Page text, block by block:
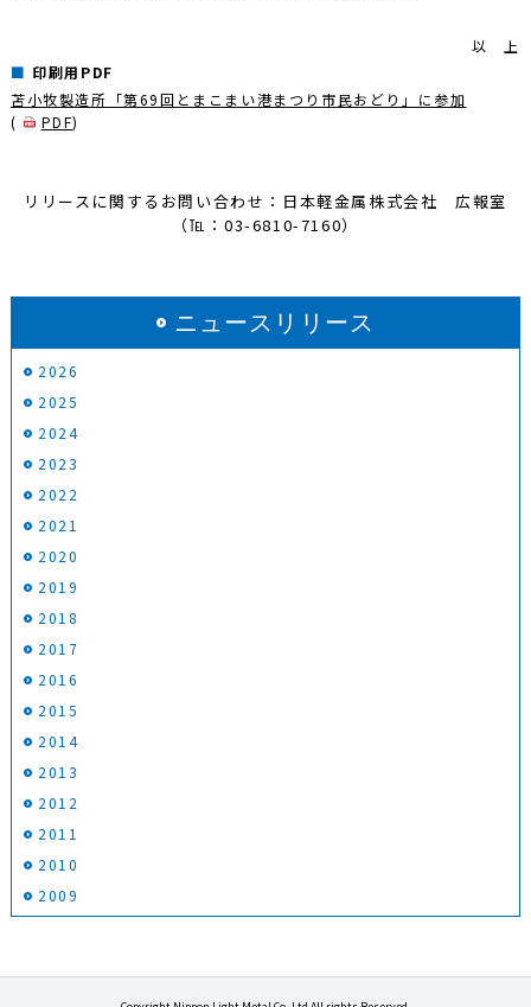
以 上
印刷用PDF
苫小牧製造所「第69回とまこまい港まつり市民おどり」に参加
(
PDF)
リリースに関するお問い合わせ：日本軽金属株式会社 広報室
（℡：03-6810-7160）
ニュースリリース
2026
2025
2024
2023
2022
2021
2020
2019
2018
2017
2016
2015
2014
2013
2012
2011
2010
2009